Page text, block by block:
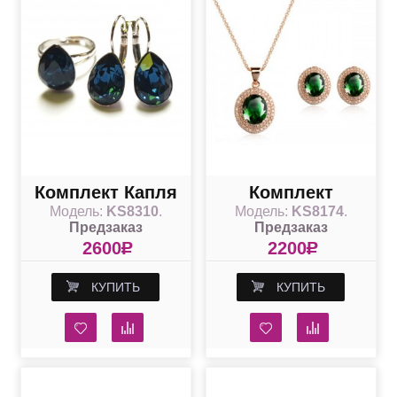
Комплект Капля
с синими
Swarovski
Модель: KS8310.
Предзаказ
2600R
КУПИТЬ
Комплект
"Чарующий" с
зелеными
кристаллами
Swarovski
Модель: KS8174.
Предзаказ
2200R
КУПИТЬ